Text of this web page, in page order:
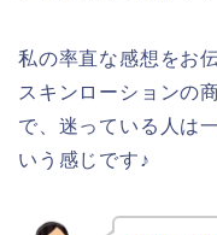
私の率直な感想をお
スキンローションの
で、迷っている人は
いう感じです♪